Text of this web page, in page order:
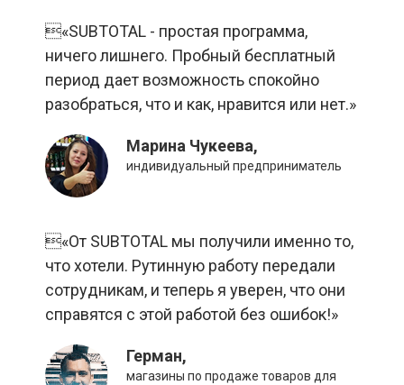
«SUBTOTAL - простая программа,
ничего лишнего. Пробный бесплатный
период дает возможность спокойно
разобраться, что и как, нравится или нет.»
Марина Чукеева,
индивидуальный предприниматель
«От SUBTOTAL мы получили именно то,
что хотели. Рутинную работу передали
сотрудникам, и теперь я уверен, что они
справятся с этой работой без ошибок!»
Герман,
магазины по продаже товаров для